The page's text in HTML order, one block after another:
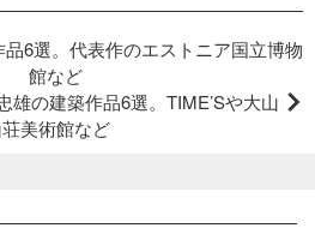
6選。代表作のエストニア国立博物
館など
雄の建築作品6選。TIME’Sや大山
美術館など